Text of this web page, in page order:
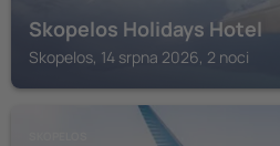
Skopelos Holidays Hotel
Skopelos, 14 srpna 2026, 2 noci